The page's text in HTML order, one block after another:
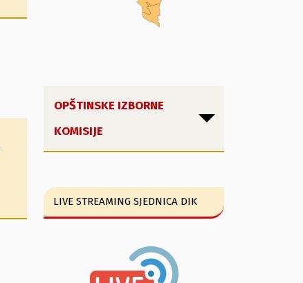
OPŠTINSKE IZBORNE
KOMISIJE
LIVE STREAMING SJEDNICA DIK